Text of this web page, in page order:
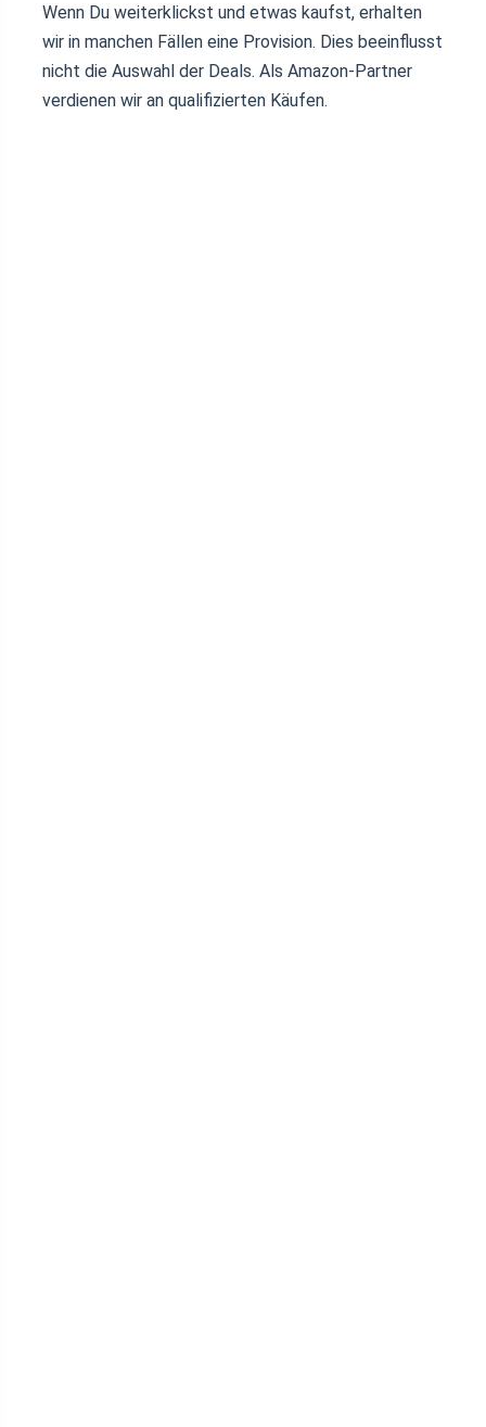
Wenn Du weiterklickst und etwas kaufst, erhalten
wir in manchen Fällen eine Provision. Dies beeinflusst
nicht die Auswahl der Deals. Als Amazon-Partner
verdienen wir an qualifizierten Käufen.